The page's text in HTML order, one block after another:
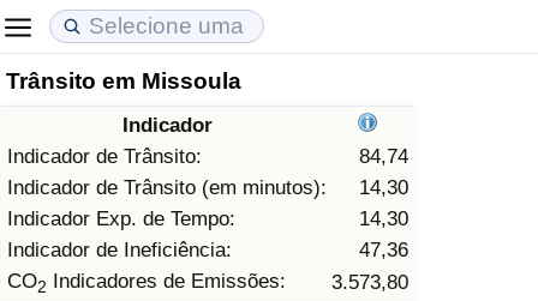
Trânsito em Missoula
Indicador
Indicador de Trânsito:
84,74
Indicador de Trânsito (em minutos):
14,30
Indicador Exp. de Tempo:
14,30
Indicador de Ineficiência:
47,36
CO2 Indicadores de Emissões: 3.573,80
Custo de Vida
Indicador de Custo de Vida (Atual)
Indicador de Custo de Vida
Indicador de Custo de Vida Por País
Preços de Imóveis
Indicador de Preços de Imóveis (Atual)
Indicador de Preços de Imóveis
Indicador de Preços de Imóveis por País
Qualidade de Vida
Indicador de Qualidade de Vida
Indicador de Qualidade de Vida (Atual)
Índice de qualidade de vida por país